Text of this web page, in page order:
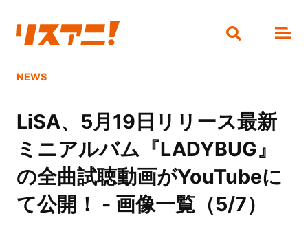
NEWS
LiSA、5月19日リリース最新
ミニアルバム『LADYBUG』
の全曲試聴動画がYouTubeに
て公開！ - 画像一覧（5/7）